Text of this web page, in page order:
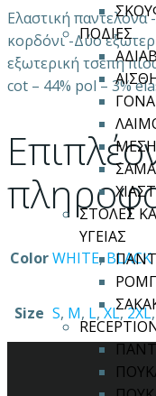
ΠΟΔΙΕΣ
ΣΤΟΛΕΣ
ΥΓΕΙΑΣ
Ελαστική παντελόνα
κορδόνι -Δύο
εξωτερική τσέπη
cot – 44% pol – 3%
ColorWHITE,BLACK
Size S, M, L,XL,2XL